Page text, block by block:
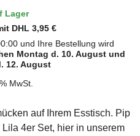
Lager
DHL 3,95 €
und Ihre Bestellung wird
Montag d. 10. August und
12. August
MwSt.
auf Ihrem Esstisch. Pip
4er Set, hier in unserem